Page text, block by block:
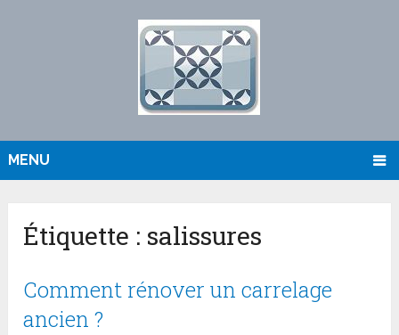
MENU
Étiquette : salissures
Comment rénover un carrelage
ancien ?